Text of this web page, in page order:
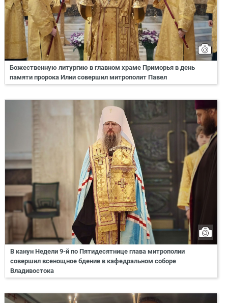
Божественную литургию в главном храме Приморья в день
памяти пророка Илии совершил митрополит Павел
В канун Недели 9-й по Пятидесятнице глава митрополии
совершил всенощное бдение в кафедральном соборе
Владивостока